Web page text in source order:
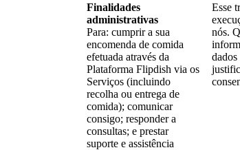
Finalidades
administrativas
Para: cumprir a sua
encomenda de comida
efetuada através da
Plataforma Flipdish via os
Serviços (incluindo
recolha ou entrega de
comida); comunicar
consigo; responder a
consultas; e prestar
suporte e assistência
Esse
nós.
dados